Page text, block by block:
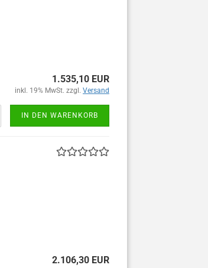
1.535,10 EUR
inkl. 19% MwSt. zzgl. Versand
IN DEN WARENKORB
2.106,30 EUR